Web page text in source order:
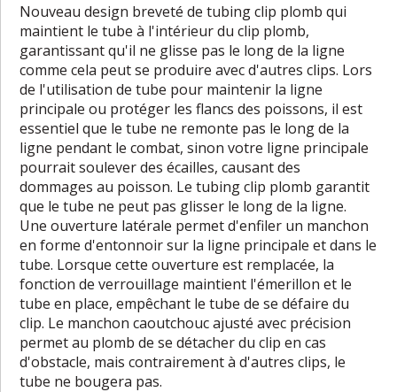
Nouveau design breveté de tubing clip plomb qui
maintient le tube à l'intérieur du clip plomb,
garantissant qu'il ne glisse pas le long de la ligne
comme cela peut se produire avec d'autres clips. Lors
de l'utilisation de tube pour maintenir la ligne
principale ou protéger les flancs des poissons, il est
essentiel que le tube ne remonte pas le long de la
ligne pendant le combat, sinon votre ligne principale
pourrait soulever des écailles, causant des
dommages au poisson. Le tubing clip plomb garantit
que le tube ne peut pas glisser le long de la ligne.
Une ouverture latérale permet d'enfiler un manchon
en forme d'entonnoir sur la ligne principale et dans le
tube. Lorsque cette ouverture est remplacée, la
fonction de verrouillage maintient l'émerillon et le
tube en place, empêchant le tube de se défaire du
clip. Le manchon caoutchouc ajusté avec précision
permet au plomb de se détacher du clip en cas
d'obstacle, mais contrairement à d'autres clips, le
tube ne bougera pas.